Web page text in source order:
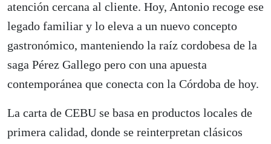
atención cercana al cliente. Hoy, Antonio recoge ese
legado familiar y lo eleva a un nuevo concepto
gastronómico, manteniendo la raíz cordobesa de la
saga Pérez Gallego pero con una apuesta
contemporánea que conecta con la Córdoba de hoy.
La carta de CEBU se basa en productos locales de
primera calidad, donde se reinterpretan clásicos